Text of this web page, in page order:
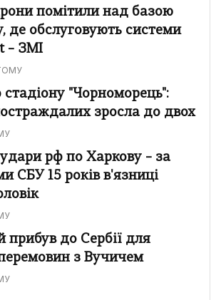
помітили над базою
де обслуговують системи
– ЗМІ
"Чорноморець":
зросла до двох
рф по Харкову – за
СБУ 15 років в'язниці
прибув до Сербії для
з Вучичем